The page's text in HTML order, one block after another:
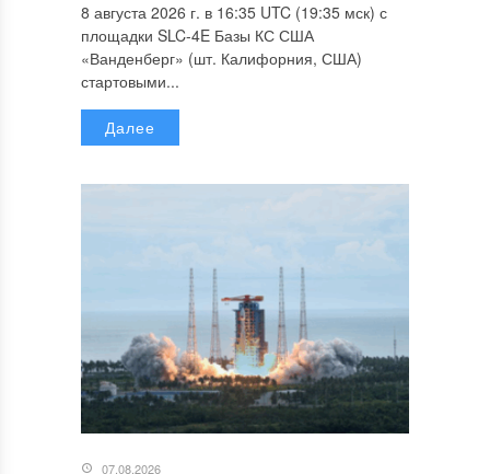
8 августа 2026 г. в 16:35 UTC (19:35 мск) с
площадки SLC-4E Базы КС США
«Ванденберг» (шт. Калифорния, США)
стартовыми...
Далее
07.08.2026